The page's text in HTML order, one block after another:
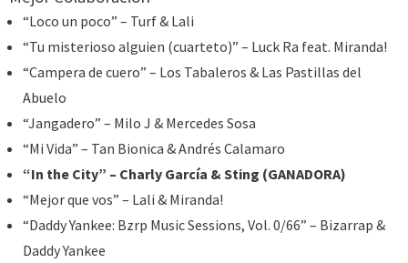
“Loco un poco” – Turf & Lali
“Tu misterioso alguien (cuarteto)” – Luck Ra feat. Miranda!
“Campera de cuero” – Los Tabaleros & Las Pastillas del
Abuelo
“Jangadero” – Milo J & Mercedes Sosa
“Mi Vida” – Tan Bionica & Andrés Calamaro
“In the City” – Charly García & Sting (GANADORA)
“Mejor que vos” – Lali & Miranda!
“Daddy Yankee: Bzrp Music Sessions, Vol. 0/66” – Bizarrap &
Daddy Yankee